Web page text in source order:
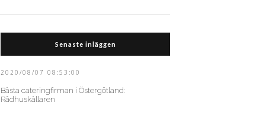
Senaste inläggen
2020/08/07 08:53:00
Bästa cateringfirman i Östergötland:
Rådhuskällaren